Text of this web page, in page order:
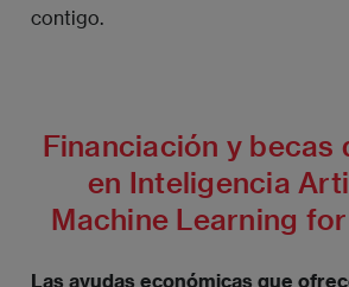
contigo.
Financiación y becas
en Inteligencia
Machine Learning
Las ayudas económicas que